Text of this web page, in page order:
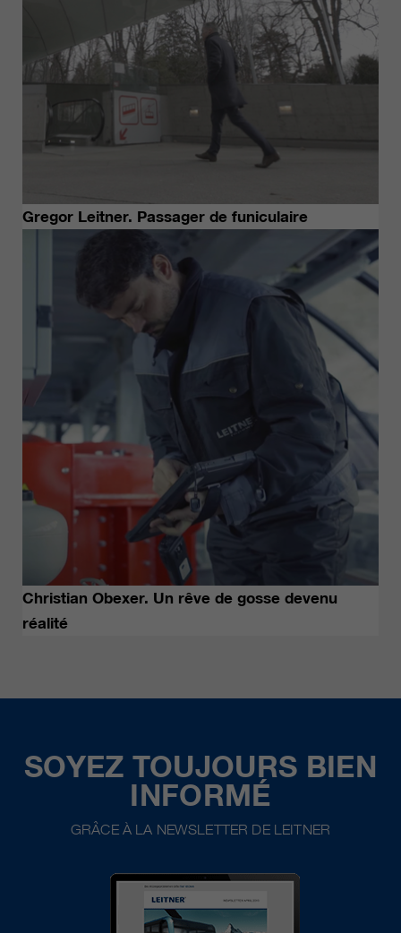
Gregor Leitner. Passager de funiculaire
Christian Obexer. Un rêve de gosse devenu
réalité
SOYEZ TOUJOURS BIEN
INFORMÉ
GRÂCE À LA NEWSLETTER DE LEITNER